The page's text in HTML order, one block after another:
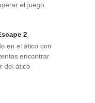
el juego.
2
en el ático con
encontrar
del ático